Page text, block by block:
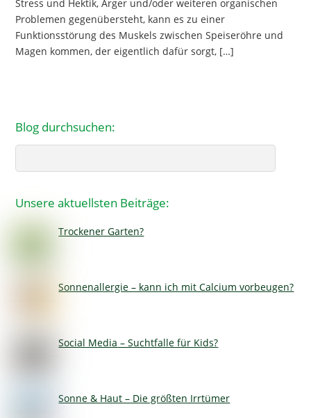
Stress und Hektik, Ärger und/oder weiteren organischen
Problemen gegenübersteht, kann es zu einer
Funktionsstörung des Muskels zwischen Speiseröhre und
Magen kommen, der eigentlich dafür sorgt, […]
Blog durchsuchen:
Unsere aktuellsten Beiträge:
Trockener Garten?
Sonnenallergie – kann ich mit Calcium vorbeugen?
Social Media – Suchtfalle für Kids?
Sonne & Haut – Die größten Irrtümer